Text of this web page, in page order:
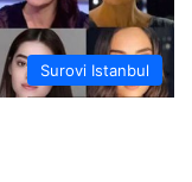
Surovi Istanbul